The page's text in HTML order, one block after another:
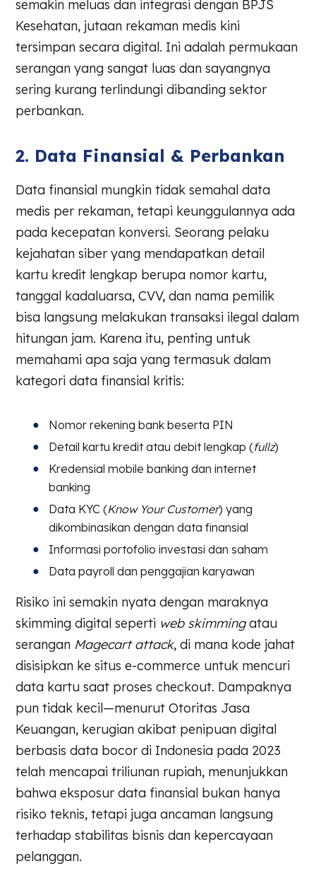
semakin meluas dan integrasi dengan BPJS
Kesehatan, jutaan rekaman medis kini
tersimpan secara digital. Ini adalah permukaan
serangan yang sangat luas dan sayangnya
sering kurang terlindungi dibanding sektor
perbankan.
2. Data Finansial & Perbankan
Data finansial mungkin tidak semahal data
medis per rekaman, tetapi keunggulannya ada
pada kecepatan konversi. Seorang pelaku
kejahatan siber yang mendapatkan detail
kartu kredit lengkap berupa nomor kartu,
tanggal kadaluarsa, CVV, dan nama pemilik
bisa langsung melakukan transaksi ilegal dalam
hitungan jam. Karena itu, penting untuk
memahami apa saja yang termasuk dalam
kategori data finansial kritis:
Nomor rekening bank beserta PIN
Detail kartu kredit atau debit lengkap (fullz)
Kredensial mobile banking dan internet
banking
Data KYC (Know Your Customer) yang
dikombinasikan dengan data finansial
Informasi portofolio investasi dan saham
Data payroll dan penggajian karyawan
Risiko ini semakin nyata dengan maraknya
skimming digital seperti web skimmingatau
serangan Magecart attack, di mana kode jahat
disisipkan ke situs e-commerce untuk mencuri
data kartu saat proses checkout. Dampaknya
pun tidak kecil—menurut Otoritas Jasa
Keuangan, kerugian akibat penipuan digital
berbasis data bocor di Indonesia pada 2023
telah mencapai triliunan rupiah, menunjukkan
bahwa eksposur data finansial bukan hanya
risiko teknis, tetapi juga ancaman langsung
terhadap stabilitas bisnis dan kepercayaan
pelanggan.